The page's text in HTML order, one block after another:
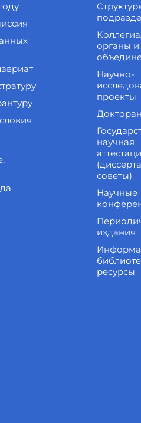
органы и
Научно-
проекты
научная
советы)
Научные
издания
ресурсы